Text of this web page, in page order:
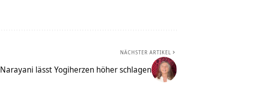
NÄCHSTER ARTIKEL
Narayani lässt Yogiherzen höher schlagen